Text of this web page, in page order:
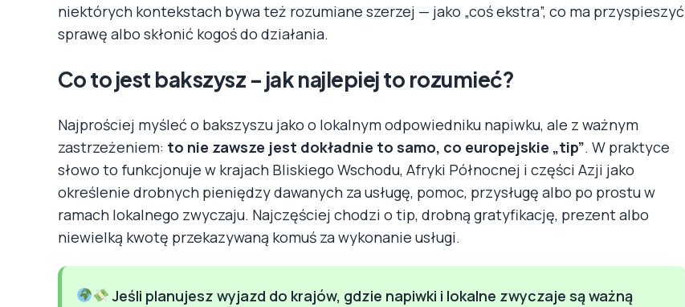
niektórych kontekstach bywa też rozumiane szerzej — jako „coś ekstra”, co ma przyspieszyć
sprawę albo skłonić kogoś do działania.
Co to jest bakszysz – jak najlepiej to rozumieć?
Najprościej myśleć o bakszyszu jako o lokalnym odpowiedniku napiwku, ale z ważnym
zastrzeżeniem: to nie zawsze jest dokładnie to samo, co europejskie „tip”. W praktyce
słowo to funkcjonuje w krajach Bliskiego Wschodu, Afryki Północnej i części Azji jako
określenie drobnych pieniędzy dawanych za usługę, pomoc, przysługę albo po prostu w
ramach lokalnego zwyczaju. Najczęściej chodzi o tip, drobną gratyfikację, prezent albo
niewielką kwotę przekazywaną komuś za wykonanie usługi.
Jeśli planujesz wyjazd do krajów, gdzie napiwki i lokalne zwyczaje są ważną